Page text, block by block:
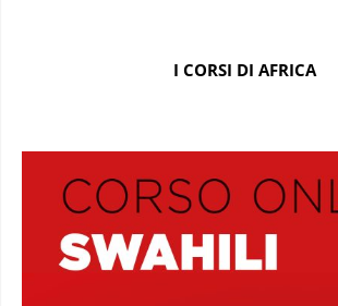
I CORSI DI AFRICA